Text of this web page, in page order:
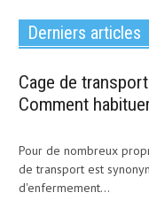
Derniers articles
Cage de
Comment
Pour de nombreux
de transport est
d'enfermement...